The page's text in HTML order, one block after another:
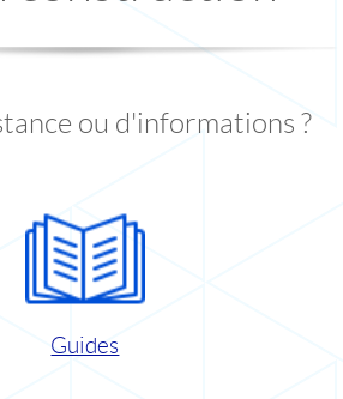
ou d'informations ?
Guides